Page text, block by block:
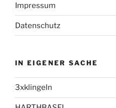
Impressum
Datenschutz
IN EIGENER SACHE
3xklingeln